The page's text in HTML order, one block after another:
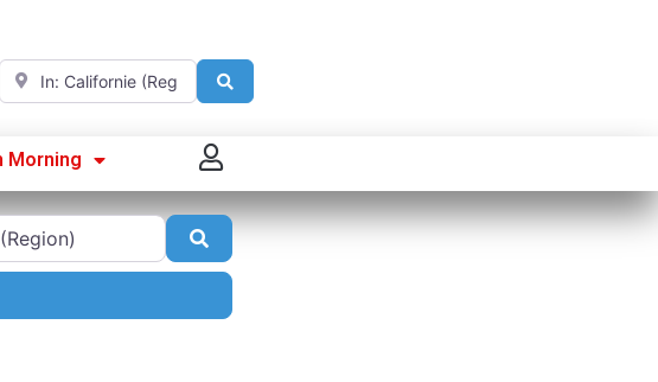
proximité de
Morning
Se connecter
S’enregistrer
Poster sur French Morning